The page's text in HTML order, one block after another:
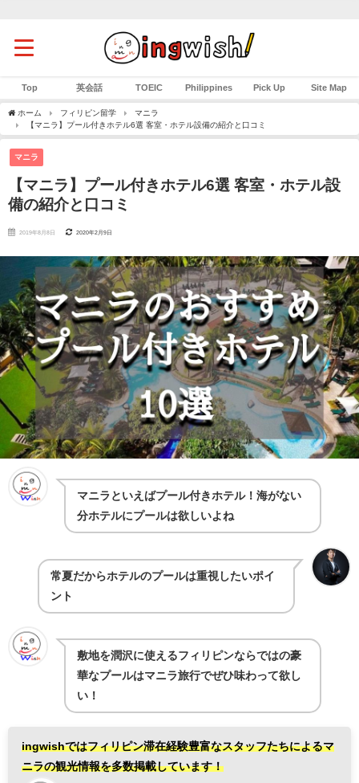
Top 英会話 TOEIC Philippines Pick Up Site Map
ホーム フィリピン留学
マニラ
【マニラ】プール付きホテル6選 客室・ホテル設備の紹介と口コミ
マニラ
【マニラ】プール付きホテル6選 客室・ホテル設
備の紹介と口コミ
2019年8月8日 2020年2月9日
マニラといえばプール付きホテル！海がない
分ホテルにプールは欲しいよね
常夏だからホテルのプールは重視したいポイ
ント
敷地を潤沢に使えるフィリピンならではの豪
華なプールはマニラ旅行でぜひ味わって欲し
い！
ingwishではフィリピン滞在経験豊富なスタッフたちによるマ
ニラの観光情報を多数掲載しています！